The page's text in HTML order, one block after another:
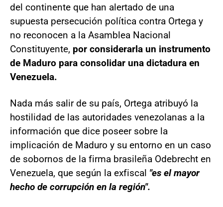
del continente que han alertado de una
supuesta persecución política contra Ortega y
no reconocen a la Asamblea Nacional
Constituyente, por considerarla un instrumento
de Maduro para consolidar una dictadura en
Venezuela.
Nada más salir de su país, Ortega atribuyó la
hostilidad de las autoridades venezolanas a la
información que dice poseer sobre la
implicación de Maduro y su entorno en un caso
de sobornos de la firma brasileña Odebrecht en
Venezuela, que según la exfiscal "es el mayor
hecho de corrupción en la región".